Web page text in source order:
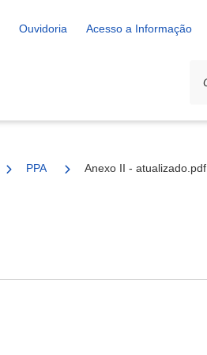
Ouvidoria Acesso a Informação
PPA Anexo II - atualizado.pdf